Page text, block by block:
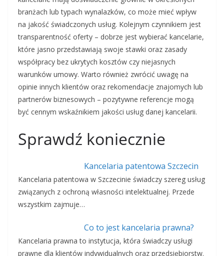
branżach lub typach wynalazków, co może mieć wpływ
na jakość świadczonych usług. Kolejnym czynnikiem jest
transparentność oferty – dobrze jest wybierać kancelarie,
które jasno przedstawiają swoje stawki oraz zasady
współpracy bez ukrytych kosztów czy niejasnych
warunków umowy. Warto również zwrócić uwagę na
opinie innych klientów oraz rekomendacje znajomych lub
partnerów biznesowych – pozytywne referencje mogą
być cennym wskaźnikiem jakości usług danej kancelarii.
Sprawdź koniecznie
Kancelaria patentowa Szczecin
Kancelaria patentowa w Szczecinie świadczy szereg usług
związanych z ochroną własności intelektualnej. Przede
wszystkim zajmuje…
Co to jest kancelaria prawna?
Kancelaria prawna to instytucja, która świadczy usługi
prawne dla klientów indywidualnych oraz przedsiębiorstw.